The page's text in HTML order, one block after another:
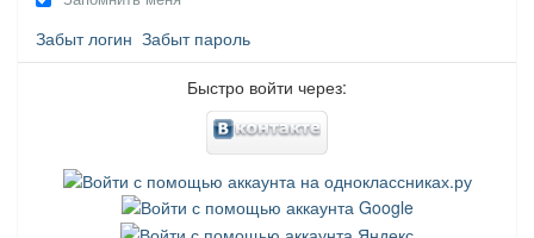
Забыт логин Забыт пароль
Быстро войти через: